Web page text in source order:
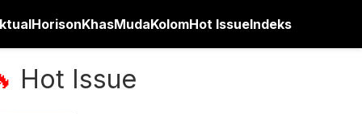
HorisonKhasMudaKolomHot IssueIndeks
Hot Issue